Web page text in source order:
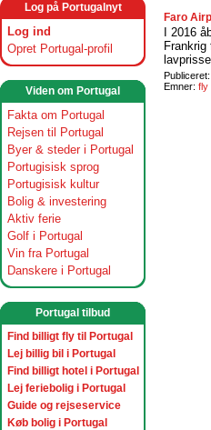
Log på Portugalnyt
Log ind
Opret Portugal-profil
Viden om Portugal
Fakta om Portugal
Rejsen til Portugal
Byer & steder i Portugal
Portugisisk sprog
Portugisisk kultur
Bolig & investering
Aktiv ferie
Golf i Portugal
Vin fra Portugal
Danskere i Portugal
Portugal tilbud
Find billigt fly til Portugal
Lej billig bil i Portugal
Find billigt hotel i Portugal
Lej feriebolig i Portugal
Guide og rejseservice
Køb bolig i Portugal
Faro
I 2016
Publiceret:
Emner: fly